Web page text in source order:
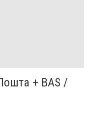
+ BAS /